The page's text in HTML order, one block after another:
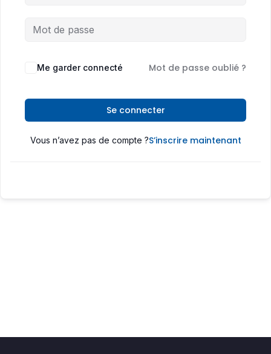
Me garder connecté Mot de passe oublié ?
Se connecter
Vous n’avez pas de compte ?S’inscrire maintenant